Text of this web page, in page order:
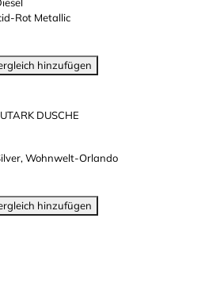
Rot Metallic
hinzufügen
DUSCHE
Wohnwelt-Orlando
hinzufügen